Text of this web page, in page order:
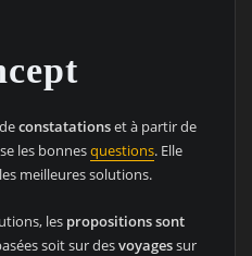
constatationset à partir de
les bonnesquestions. Elle
meilleures solutions.
les propositions sont
soit sur desvoyagessur